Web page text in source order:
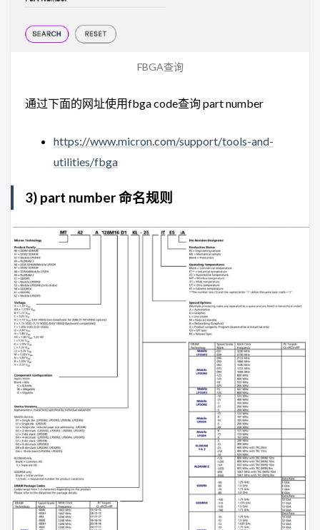
FBGA查询
通过下面的网址使用fbga code查询 part number
https://www.micron.com/support/tools-and-
utilities/fbga
3) part number 命名规则